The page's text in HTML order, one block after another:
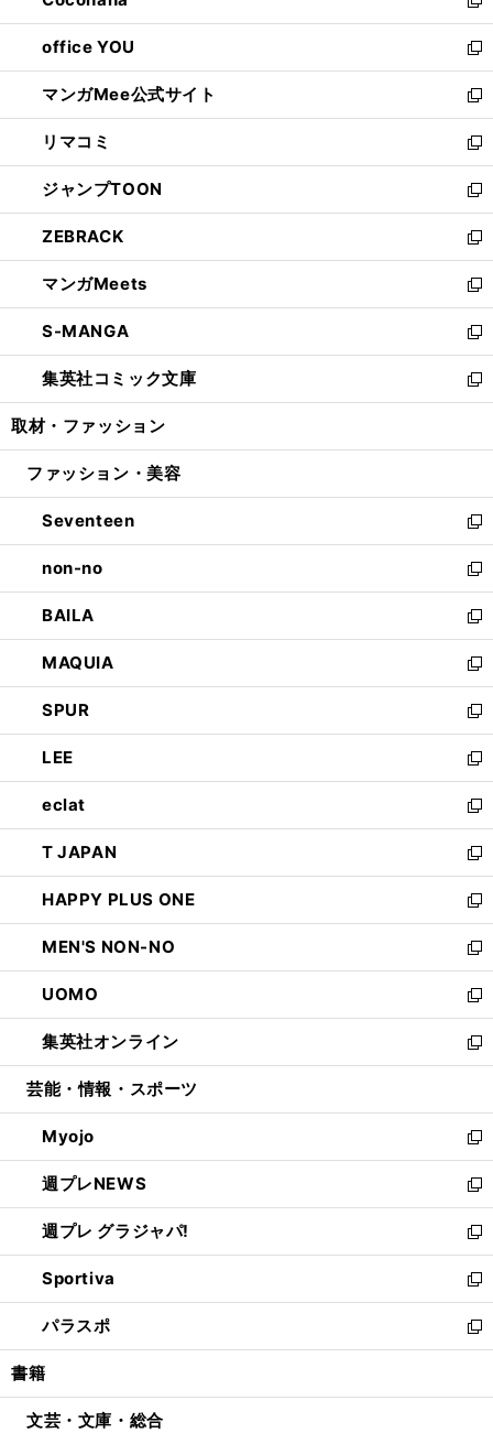
開
く
ウ
で
開
く
ウ
ィ
ン
ド
ウ
で
開
く
新
し
い
ウ
ィ
ン
ド
ウ
で
開
く
office YOU
新
し
い
ウ
ィ
ン
ド
ウ
で
開
く
マンガMee公式サイト
新
し
い
ウ
ィ
ン
ド
ウ
で
開
く
リマコミ
新
し
い
ウ
ィ
ン
ド
ウ
で
開
く
ジャンプTOON
新
し
い
ウ
ィ
ン
ド
ウ
で
開
ZEBRACK
新
し
い
ウ
ィ
ン
ド
ウ
開
マンガMeets
新
し
い
ウ
ィ
ン
ウ
開
く
S-MANGA
新
し
い
ウ
ン
ウ
で
開
く
集英社コミック文庫
新
し
ウ
ン
ド
ウ
で
開
く
取材・ファッション
ファッション・美容
Seventeen
新
し
い
ウ
ィ
ン
ド
ウ
で
開
く
non-no
新
し
い
ウ
ィ
ン
ド
ウ
で
開
く
BAILA
新
し
い
ウ
ィ
ン
ド
ウ
で
開
く
MAQUIA
新
し
い
ウ
ィ
ン
ド
ウ
で
開
く
SPUR
新
し
い
ウ
ィ
ン
ド
ウ
で
開
く
LEE
新
し
い
ウ
ィ
ン
ド
ウ
で
開
く
eclat
新
し
い
ウ
ィ
ン
ド
ウ
で
開
く
T JAPAN
新
し
い
ウ
ィ
ン
ド
ウ
で
開
HAPPY PLUS ONE
新
し
い
ウ
ィ
ン
ド
ウ
開
く
MEN'S NON-NO
新
し
い
ウ
ィ
ン
ウ
で
開
く
UOMO
新
し
い
ウ
ン
ド
ウ
で
開
く
集英社オンライン
新
し
ウ
ィ
ン
ド
ウ
で
開
く
芸能・情報・スポーツ
Myojo
新
し
い
ウ
ィ
ン
ド
ウ
で
開
週プレNEWS
新
し
い
ウ
ィ
ン
ド
ウ
開
週プレ グラジャパ!
新
し
い
ウ
ィ
ン
ウ
Sportiva
新
し
い
ウ
ン
パラスポ
新
し
ウ
書籍
文芸・文庫・総合